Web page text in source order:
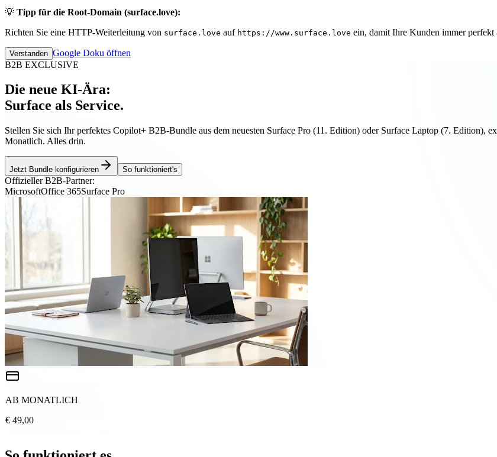
💡 Tipp für die Root-Domain (surface.love):
Richten Sie eine HTTP-Weiterleitung von surface.love auf https://www.surface.love ein, damit Ihre Kunden immer perfekt
Verstanden Google Doku öffnen
B2B EXCLUSIVE
Die neue KI-Ära:
Surface als Service.
Stellen Sie sich Ihr perfektes Copilot+ B2B-Bundle aus dem neuesten Surface Pro (11. Edition) oder Surface Laptop (7. Edition),
Monatlich. Alles drin.
Jetzt Bundle konfigurieren So funktioniert's
Offizieller B2B-Partner:
MicrosoftOffice 365Surface Pro
AB MONATLICH
€ 49,00